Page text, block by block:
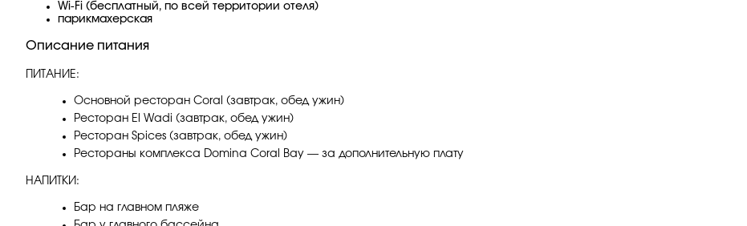
Wi-Fi (бесплатный, по всей территории отеля)
парикмахерская
Описание питания
ПИТАНИЕ:
Основной ресторан Coral (завтрак, обед ужин)
Ресторан El Wadi (завтрак, обед ужин)
Ресторан Spices (завтрак, обед ужин)
Рестораны комплекса Domina Coral Bay — за дополнительную плату
НАПИТКИ:
Бар на главном пляже